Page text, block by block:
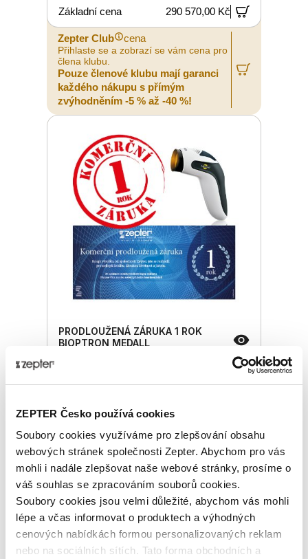
ZEPTER Česko používá cookies
Soubory cookies využíváme pro zlepšování obsahu
webových stránek společnosti Zepter. Abychom pro vás
mohli i nadále zlepšovat naše webové stránky, prosíme o
váš souhlas se zpracováním souborů cookies.
Soubory cookies jsou velmi důležité, abychom vás mohli
lépe a včas informovat o produktech a výhodných
cenových nabídkách formou personalizovaných reklam
nebo na sociálních sítích. Tato forma obchodních a
Základní cena 290 570,00 Kč
Zepter Club cena
Přihlaste se a zobrazí se vám cena pro
člena klubu.
Pouze členové klubu mají garanci
každého nákupu s přímým
zvýhodněním -5 % až -40 %!
PRODLOUŽENÁ ZÁRUKA 1 ROK
BIOPTRON MEDALL
Přihlaste se a zobrazí se vám cena pro
Pouze členové klubu mají garanci
každého nákupu s přímým
zvýhodněním -5 % až -40 %!